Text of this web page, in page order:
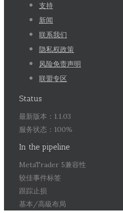
支持
新闻
联系我们
隐私权政策
风险免责声明
联盟专区
Status
最新版本：1.1.03
服务状态：100%
In the pipeline
MetaTrader 5兼容性
较佳事件标签
跟踪止损
基本/高級布局